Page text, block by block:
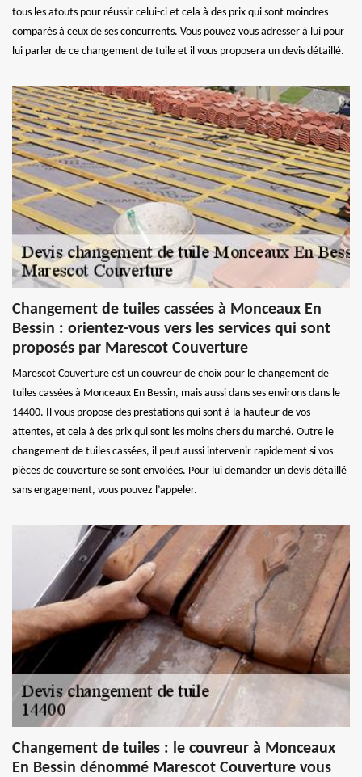
tous les atouts pour réussir celui-ci et cela à des prix qui sont moindres
comparés à ceux de ses concurrents. Vous pouvez vous adresser à lui pour
lui parler de ce changement de tuile et il vous proposera un devis détaillé.
Changement de tuiles cassées à Monceaux En
Bessin : orientez-vous vers les services qui sont
proposés par Marescot Couverture
Marescot Couverture est un couvreur de choix pour le changement de
tuiles cassées à Monceaux En Bessin, mais aussi dans ses environs dans le
14400. Il vous propose des prestations qui sont à la hauteur de vos
attentes, et cela à des prix qui sont les moins chers du marché. Outre le
changement de tuiles cassées, il peut aussi intervenir rapidement si vos
pièces de couverture se sont envolées. Pour lui demander un devis détaillé
sans engagement, vous pouvez l’appeler.
Changement de tuiles : le couvreur à Monceaux
En Bessin dénommé Marescot Couverture vous